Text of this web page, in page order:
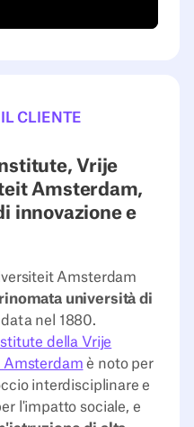
IL CLIENTE
Vrije
Amsterdam,
innovazione e
Amsterdam
rinomata università di
nel 1880.
della Vrije
Amsterdam è noto per
interdisciplinare e
l'impatto sociale, e